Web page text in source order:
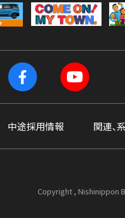
中途採用情報 関連、
Copyright , Nishinippon